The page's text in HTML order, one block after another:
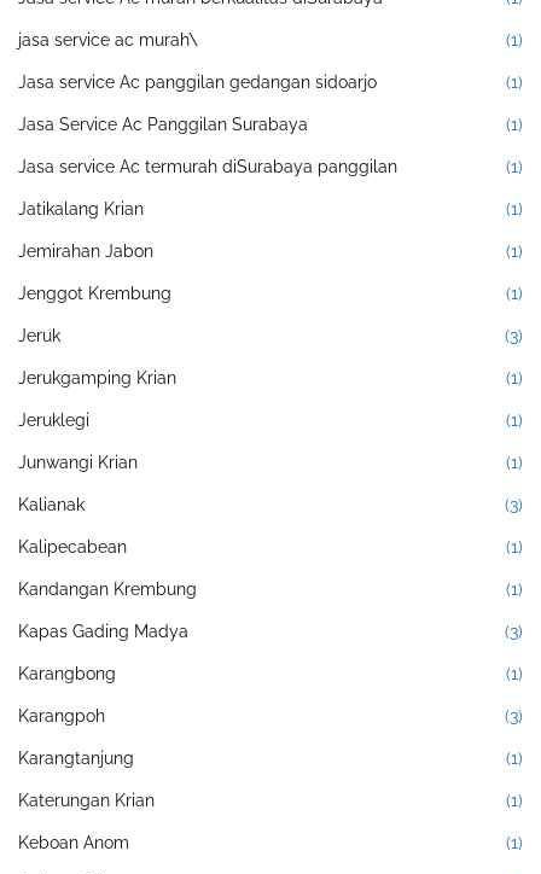
jasa service ac murah\ (1)
Jasa service Ac panggilan gedangan sidoarjo (1)
Jasa Service Ac Panggilan Surabaya (1)
Jasa service Ac termurah diSurabaya panggilan (1)
Jatikalang Krian (1)
Jemirahan Jabon (1)
Jenggot Krembung (1)
Jeruk (3)
Jerukgamping Krian (1)
Jeruklegi (1)
Junwangi Krian (1)
Kalianak (3)
Kalipecabean (1)
Kandangan Krembung (1)
Kapas Gading Madya (3)
Karangbong (1)
Karangpoh (3)
Karangtanjung (1)
Katerungan Krian (1)
Keboan Anom (1)